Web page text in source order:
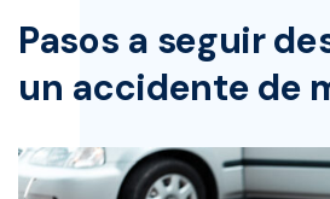
Pasos a seguir
un accidente de